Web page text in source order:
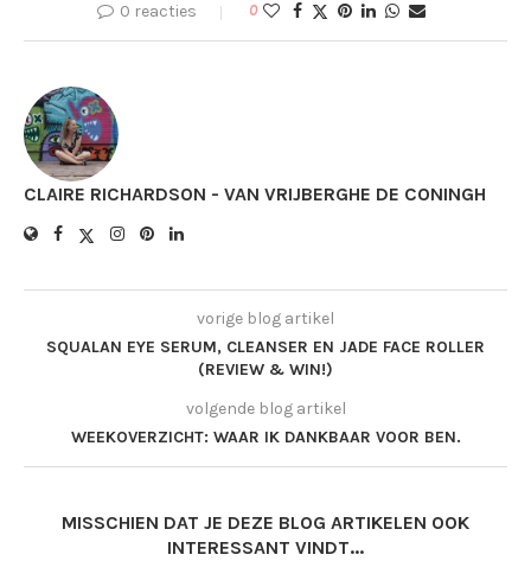
0 reacties 0
CLAIRE RICHARDSON - VAN VRIJBERGHE DE CONINGH
vorige blog artikel
SQUALAN EYE SERUM, CLEANSER EN JADE FACE ROLLER
(REVIEW & WIN!)
volgende blog artikel
WEEKOVERZICHT: WAAR IK DANKBAAR VOOR BEN.
MISSCHIEN DAT JE DEZE BLOG ARTIKELEN OOK
INTERESSANT VINDT...